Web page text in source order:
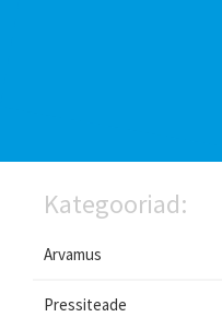
Kategooriad:
Arvamus
Pressiteade